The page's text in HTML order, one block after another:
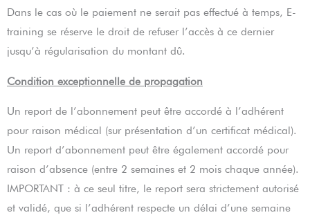
Dans le cas où le paiement ne serait pas effectué à temps, E-
training se réserve le droit de refuser l’accès à ce dernier
jusqu’à régularisation du montant dû.
Condition exceptionnelle de propagation
Un report de l’abonnement peut être accordé à l’adhérent
pour raison médical (sur présentation d’un certificat médical).
Un report d’abonnement peut être également accordé pour
raison d’absence (entre 2 semaines et 2 mois chaque année).
IMPORTANT : à ce seul titre, le report sera strictement autorisé
et validé, que si l’adhérent respecte un délai d’une semaine